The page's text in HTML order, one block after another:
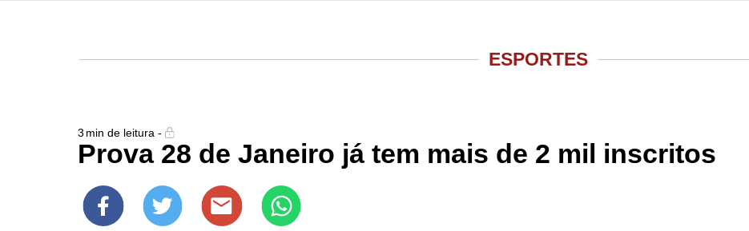
ESPORTES
3 min de leitura -
Prova 28 de Janeiro já tem mais de 2 mil inscritos